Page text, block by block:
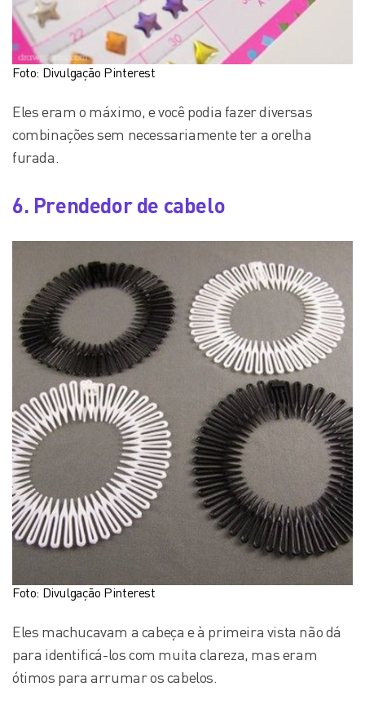
Foto: Divulgação Pinterest
Eles eram o máximo, e você podia fazer diversas
combinações sem necessariamente ter a orelha
furada.
6. Prendedor de cabelo
Foto: Divulgação Pinterest
Eles machucavam a cabeça e à primeira vista não dá
para identificá-los com muita clareza, mas eram
ótimos para arrumar os cabelos.